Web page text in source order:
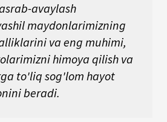
avaylash
maydonlarimizning
va eng muhimi,
himoya qilish va
to'liq sog'lom hayot
beradi.